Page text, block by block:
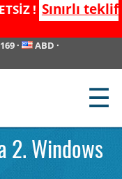
! Sınırlı teklif
· ABD ·
☰
2. Windows